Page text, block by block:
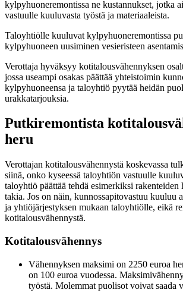
kylpyhuoneremontissa ne kustannukset, jotka
vastuulle kuuluvasta työstä ja materiaaleista.
Taloyhtiölle kuuluvat kylpyhuoneremontissa
kylpyhuoneen uusiminen vesieristeen
Verottaja hyväksyy kotitalousvähennyksen
jossa useampi osakas päättää yhteistoimin
kylpyhuoneensa ja taloyhtiö pyytää heidän
urakkatarjouksia.
Putkiremontista
heru
Verottajan kotitalousvähennystä koskevassa
siinä, onko kyseessä taloyhtiön vastuulle
taloyhtiö päättää tehdä esimerkiksi rakenteiden
takia. Jos on näin, kunnossapitovastuu kuuluu
ja yhtiöjärjestyksen mukaan taloyhtiölle, eikä
kotitalousvähennystä.
Kotitalousvähennys
Vähennyksen maksimi on 2250 euroa
on 100 euroa vuodessa.
työstä. Molemmat puolisot voivat saada